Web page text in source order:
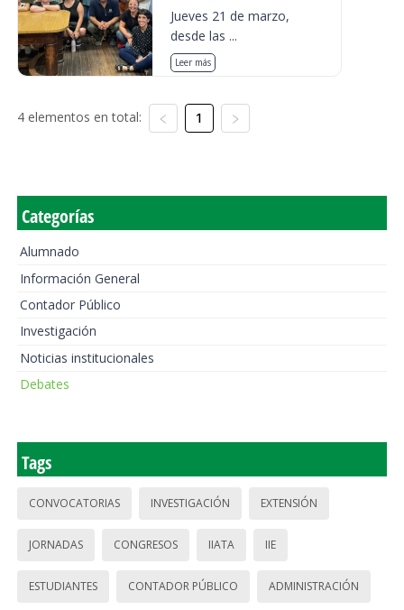
Jueves 21 de marzo,
desde las ...
Leer más
4 elementos en total: 1
Categorías
Alumnado
Información General
Contador Público
Investigación
Noticias institucionales
Debates
Tags
CONVOCATORIAS INVESTIGACIÓN EXTENSIÓN
JORNADAS CONGRESOS IIATA IIE
ESTUDIANTES CONTADOR PÚBLICO ADMINISTRACIÓN